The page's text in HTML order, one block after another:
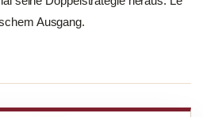
Ausgang.